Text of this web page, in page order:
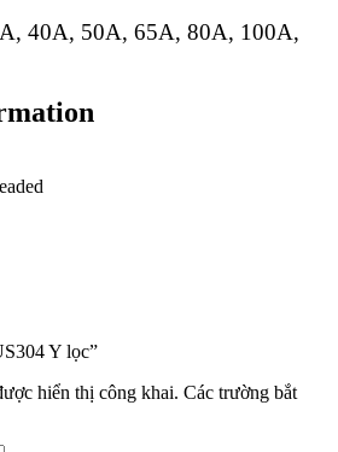
40A, 50A, 65A, 80A, 100A,
Y lọc”
hiển thị công khai. Các trường bắt